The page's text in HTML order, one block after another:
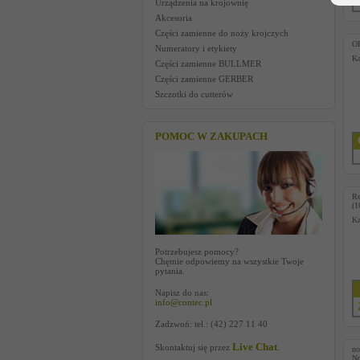
Urządzenia na krojownię
Akcesoria
Części zamienne do noży krojczych
Numeratory i etykiety
Części zamienne BULLMER
Części zamienne GERBER
Szczotki do cutterów
POMOC W ZAKUPACH
Potrzebujesz pomocy?
Chętnie odpowiemy na wszystkie Twoje
pytania.
Napisz do nas:
info@contec.pl
Zadzwoń: tel.: (42) 227 11 40
Skontaktuj się przez Live Chat